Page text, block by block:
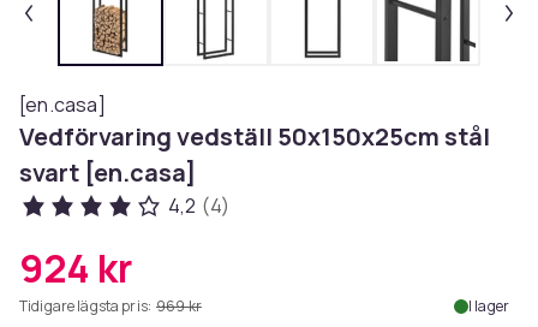
[en.casa]
Vedförvaring vedställ 50x150x25cm stål
svart [en.casa]
4,2 (4)
924 kr
Tidigare lägsta pris: 969 kr I lager